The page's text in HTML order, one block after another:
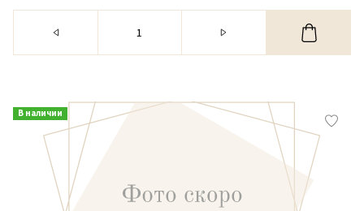
В наличии